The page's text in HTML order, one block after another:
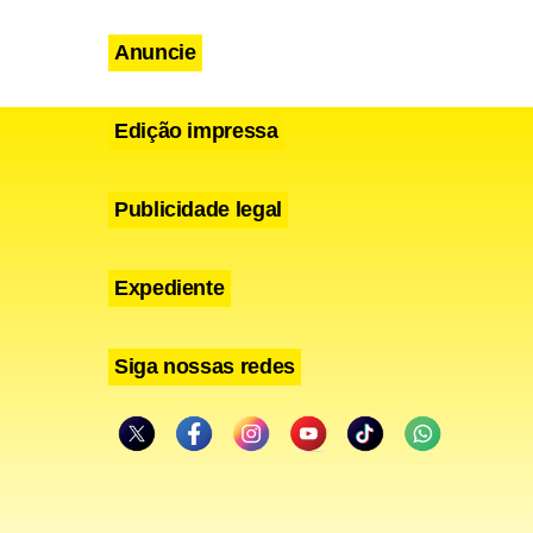
para
Anuncie
Edição impressa
Publicidade legal
Expediente
Siga nossas redes